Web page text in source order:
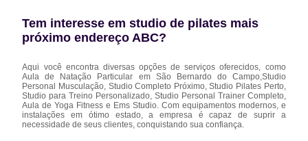
Tem interesse em studio de pilates mais
próximo endereço ABC?
Aqui você encontra diversas opções de serviços oferecidos, como
Aula de Natação Particular em São Bernardo do Campo,Studio
Personal Musculação, Studio Completo Próximo, Studio Pilates Perto,
Studio para Treino Personalizado, Studio Personal Trainer Completo,
Aula de Yoga Fitness e Ems Studio. Com equipamentos modernos, e
instalações em ótimo estado, a empresa é capaz de suprir a
necessidade de seus clientes, conquistando sua confiança.